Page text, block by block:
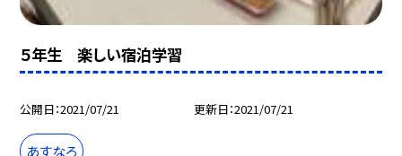
５年生 楽しい宿泊学習
公開日 2021/07/21 更新日 2021/07/21
あすなろ